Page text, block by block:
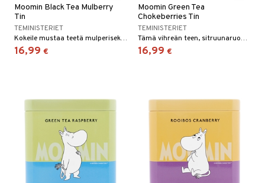
Moomin Black Tea Mulberry
Tin
TEMINISTERIET
Kokeile mustaa teetä mulperisekoituksen maulla.
16,99 €
Moomin Green Tea
Chokeberries Tin
TEMINISTERIET
Tämä vihreän teen, sitruunaruohon ja aronian huolellinen yhdistelmä tarjoaa virkistävän, täyteläisen maun.
16,99 €